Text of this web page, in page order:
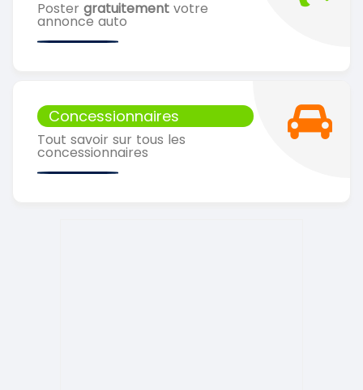
Poster gratuitement votre
annonce auto
Concessionnaires
Tout savoir sur tous les
concessionnaires